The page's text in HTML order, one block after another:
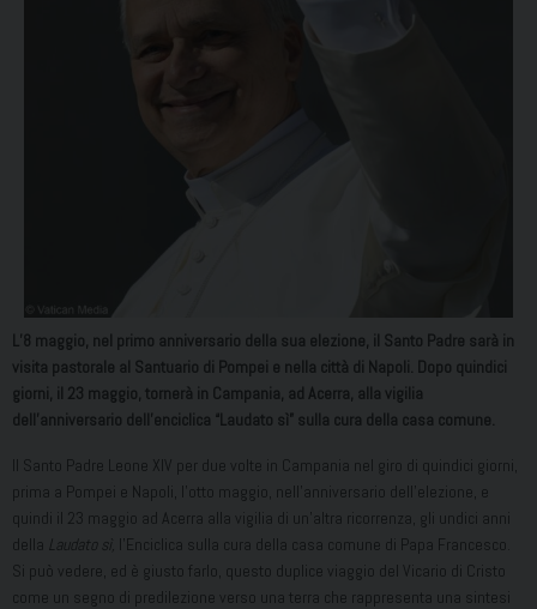
L’8 maggio, nel primo anniversario della sua elezione, il Santo Padre sarà in
visita pastorale al Santuario di Pompei e nella città di Napoli. Dopo quindici
giorni, il 23 maggio, tornerà in Campania, ad Acerra, alla vigilia
dell’anniversario dell’enciclica “Laudato sì” sulla cura della casa comune.
Il Santo Padre Leone XIV per due volte in Campania nel giro di quindici giorni,
prima a Pompei e Napoli, l’otto maggio, nell’anniversario dell’elezione, e
quindi il 23 maggio ad Acerra alla vigilia di un’altra ricorrenza, gli undici anni
della Laudato sì, l’Enciclica sulla cura della casa comune di Papa Francesco.
Si può vedere, ed è giusto farlo, questo duplice viaggio del Vicario di Cristo
come un segno di predilezione verso una terra che rappresenta una sintesi